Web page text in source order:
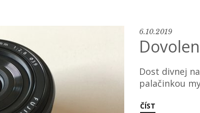
6.10.2019
Dost divnej
palačinkou
ČÍST